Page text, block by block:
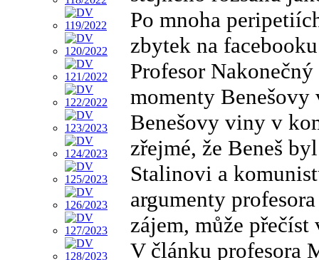
Po mnoha
zbytek na
Profesor
momenty Benešovy
Benešovy viny v
zřejmé, že Beneš
Stalinovi a
argumenty
zájem, může
V článku profesora